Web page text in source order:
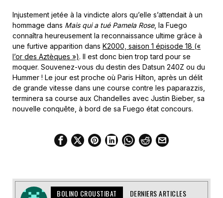
Injustement jetée à la vindicte alors qu’elle s’attendait à un
hommage dans Mais qui a tué Pamela Rose, la Fuego
connaîtra heureusement la reconnaissance ultime grâce à
une furtive apparition dans K2000, saison 1 épisode 18 («
l’or des Aztèques »). Il est donc bien trop tard pour se
moquer. Souvenez-vous du destin des Datsun 240Z ou du
Hummer ! Le jour est proche où Paris Hilton, après un délit
de grande vitesse dans une course contre les paparazzis,
terminera sa course aux Chandelles avec Justin Bieber, sa
nouvelle conquête, à bord de sa Fuego état concours.
BOLINO CROUSTIBAT DERNIERS ARTICLES